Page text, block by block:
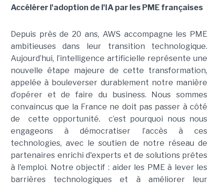
Accélérer l'adoption de l'IA par les PME françaises
Depuis près de 20 ans, AWS accompagne les PME
ambitieuses dans leur transition technologique.
Aujourd’hui, l’intelligence artificielle représente une
nouvelle étape majeure de cette transformation,
appelée à bouleverser durablement notre manière
d’opérer et de faire du business. Nous sommes
convaincus que la France ne doit pas passer à côté
de cette opportunité. c’est pourquoi nous nous
engageons à démocratiser l’accès à ces
technologies, avec le soutien de notre réseau de
partenaires enrichi d'experts et de solutions prêtes
à l'emploi. Notre objectif : aider les PME à lever les
barrières technologiques et à améliorer leur